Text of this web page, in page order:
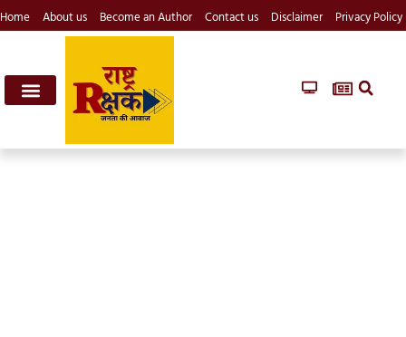
Home About us Become an Author Contact us Disclaimer Privacy Policy